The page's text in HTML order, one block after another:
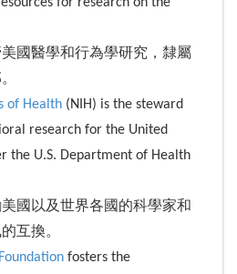
國醫學和行為學研究，隸屬
of Health (NIH) is the steward
research for the United
the U.S. Department of Health
國以及世界各國的科學家和
互換。
fosters the